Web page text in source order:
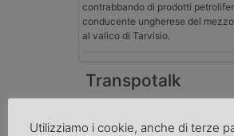
contrabbando di prodotti
conducente ungherese del
al valico di Tarvisio.
Transpotalk
Utilizziamo i cookie, anche di terze